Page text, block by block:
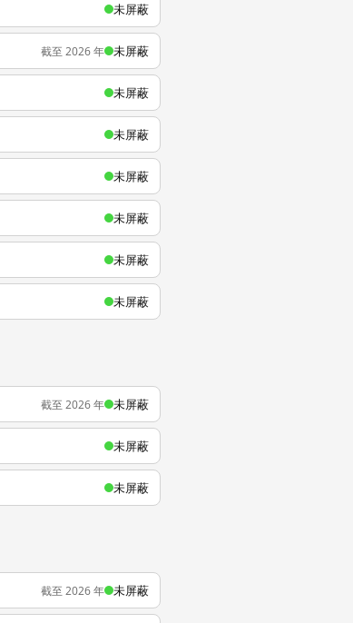
未屏蔽
截至 2026 年 未屏蔽
未屏蔽
未屏蔽
未屏蔽
未屏蔽
未屏蔽
未屏蔽
截至 2026 年 未屏蔽
未屏蔽
未屏蔽
截至 2026 年 未屏蔽